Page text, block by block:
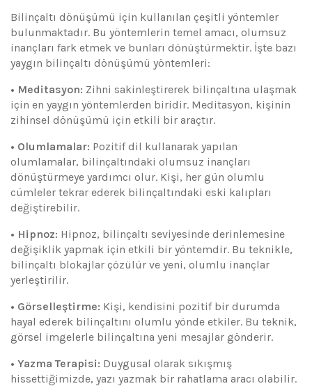
Bilinçaltı dönüşümü için kullanılan çeşitli yöntemler
bulunmaktadır. Bu yöntemlerin temel amacı, olumsuz
inançları fark etmek ve bunları dönüştürmektir. İşte bazı
yaygın bilinçaltı dönüşümü yöntemleri:
• Meditasyon: Zihni sakinleştirerek bilinçaltına ulaşmak
için en yaygın yöntemlerden biridir. Meditasyon, kişinin
zihinsel dönüşümü için etkili bir araçtır.
• Olumlamalar: Pozitif dil kullanarak yapılan
olumlamalar, bilinçaltındaki olumsuz inançları
dönüştürmeye yardımcı olur. Kişi, her gün olumlu
cümleler tekrar ederek bilinçaltındaki eski kalıpları
değiştirebilir.
• Hipnoz: Hipnoz, bilinçaltı seviyesinde derinlemesine
değişiklik yapmak için etkili bir yöntemdir. Bu teknikle,
bilinçaltı blokajlar çözülür ve yeni, olumlu inançlar
yerleştirilir.
• Görselleştirme: Kişi, kendisini pozitif bir durumda
hayal ederek bilinçaltını olumlu yönde etkiler. Bu teknik,
görsel imgelerle bilinçaltına yeni mesajlar gönderir.
• Yazma Terapisi: Duygusal olarak sıkışmış
hissettiğimizde, yazı yazmak bir rahatlama aracı olabilir.